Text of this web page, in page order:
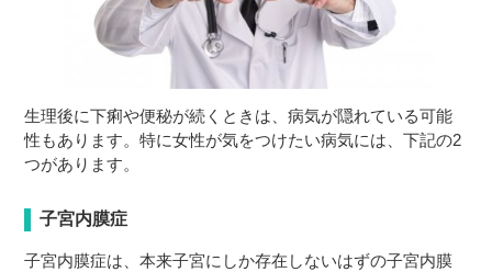
生理後に下痢や便秘が続くときは、病気が隠れている可能
性もあります。特に女性が気をつけたい病気には、下記の2
つがあります。
子宮内膜症
子宮内膜症は、本来子宮にしか存在しないはずの子宮内膜